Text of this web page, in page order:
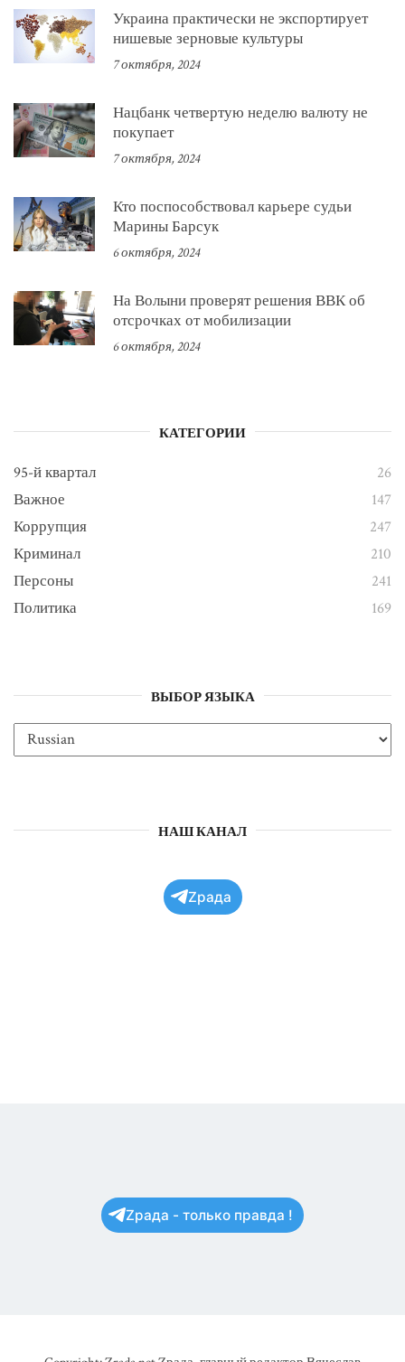
Украина практически не экспортирует
нишевые зерновые культуры
7 октября, 2024
Нацбанк четвертую неделю валюту не
покупает
7 октября, 2024
Кто поспособствовал карьере судьи
Марины Барсук
6 октября, 2024
На Волыни проверят решения ВВК об
отсрочках от мобилизации
6 октября, 2024
КАТЕГОРИИ
95-й квартал
26
Важное
147
Коррупция
247
Криминал
210
Персоны
241
Политика
169
ВЫБОР ЯЗЫКА
НАШ КАНАЛ
Zрада
Zрада - только правда !